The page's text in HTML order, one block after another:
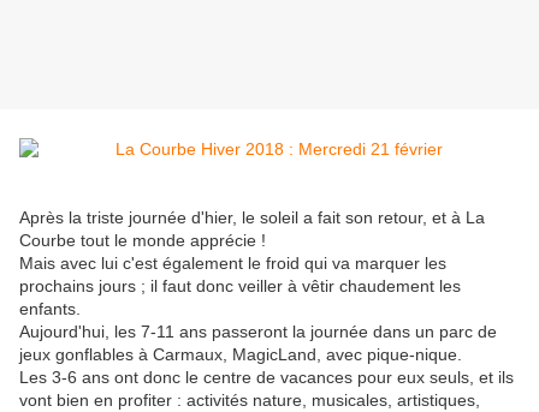
Après la triste journée d'hier, le soleil a fait son retour, et à La
Courbe tout le monde apprécie !
Mais avec lui c'est également le froid qui va marquer les
prochains jours ; il faut donc veiller à vêtir chaudement les
enfants.
Aujourd'hui, les 7-11 ans passeront la journée dans un parc de
jeux gonflables à Carmaux, MagicLand, avec pique-nique.
Les 3-6 ans ont donc le centre de vacances pour eux seuls, et ils
vont bien en profiter : activités nature, musicales, artistiques,